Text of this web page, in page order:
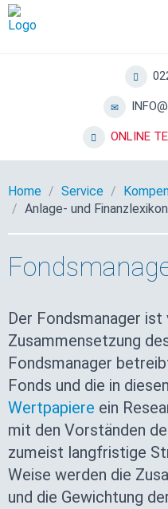
ONLINE
Home Service
Anlage- und Finanzlexikon
Der Fondsmanager
Zusammensetzung
Fondsmanager
Fonds und die in
Wertpapiere ein
mit den Vorständen
zumeist langfristige
Weise werden die
und die Gewichtung